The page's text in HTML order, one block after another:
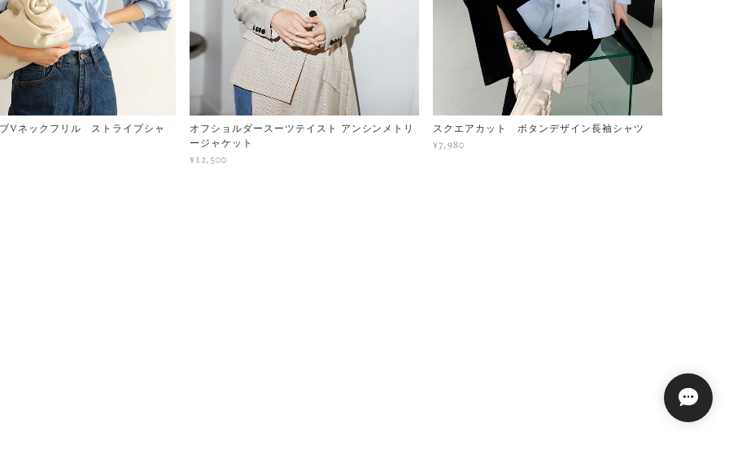
Vネックフリル ストライプシャ
オフショルダースーツテイスト アンシンメトリ
ージャケット
¥12,500
スクエアカット ボタンデザイン長袖シャツ
¥7,980